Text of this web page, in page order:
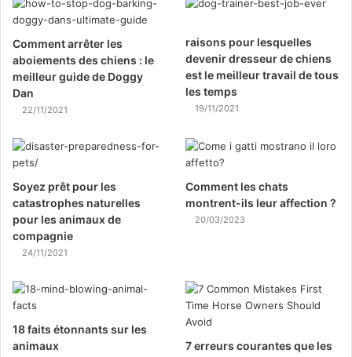
Comment arrêter les
aboiements des chiens : le
meilleur guide de Doggy
Dan
22/11/2021
raisons pour lesquelles
devenir dresseur de chiens
est le meilleur travail de tous
les temps
19/11/2021
Soyez prêt pour les
catastrophes naturelles
pour les animaux de
compagnie
24/11/2021
Comment les chats
montrent-ils leur affection ?
20/03/2023
18 faits étonnants sur les
animaux
7 erreurs courantes que les